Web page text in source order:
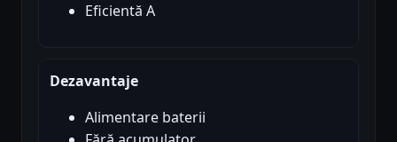
Eficientă A
Dezavantaje
Alimentare baterii